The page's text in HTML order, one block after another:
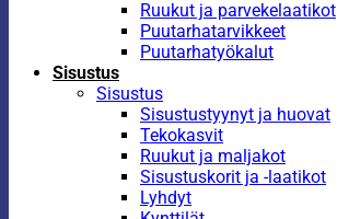
Ruukut ja parvekelaatikot
Puutarhatarvikkeet
Puutarhatyökalut
Sisustus
Sisustus
Sisustustyynyt ja huovat
Tekokasvit
Ruukut ja maljakot
Sisustuskorit ja -laatikot
Lyhdyt